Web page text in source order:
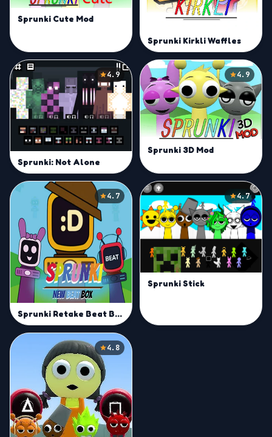
Sprunki Cute Mod
Sprunki Kirkli Waffles
4.9
Sprunki: Not Alone
4.9
Sprunki 3D Mod
4.7
Sprunki Retake Beat Box
4.7
Sprunki Stick
4.8